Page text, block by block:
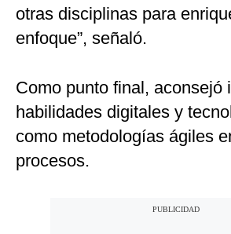
otras disciplinas para
enfoque”, señaló.
Como punto final, aconsejó
habilidades digitales y
como metodologías ágiles
procesos.